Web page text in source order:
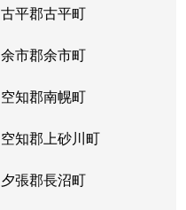
古平郡古平町
余市郡余市町
空知郡南幌町
空知郡上砂川町
夕張郡長沼町